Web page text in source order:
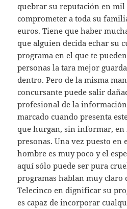
quebrar su reputación en mil
comprometer a toda su
euros. Tiene que haber
que alguien decida echar su
programa en el que te
personas la tara mejor
dentro. Pero de la misma
concursante puede salir
profesional de la
marcado cuando presenta
que hurgan, sin informar, en
presonas. Una vez puesto
hombre es muy poco y el
aquí sólo puede ser pura
programas hablan muy claro
Telecinco en dignificar su
es capaz de incorporar